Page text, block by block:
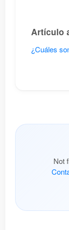
Artículo
¿Cuáles
Not